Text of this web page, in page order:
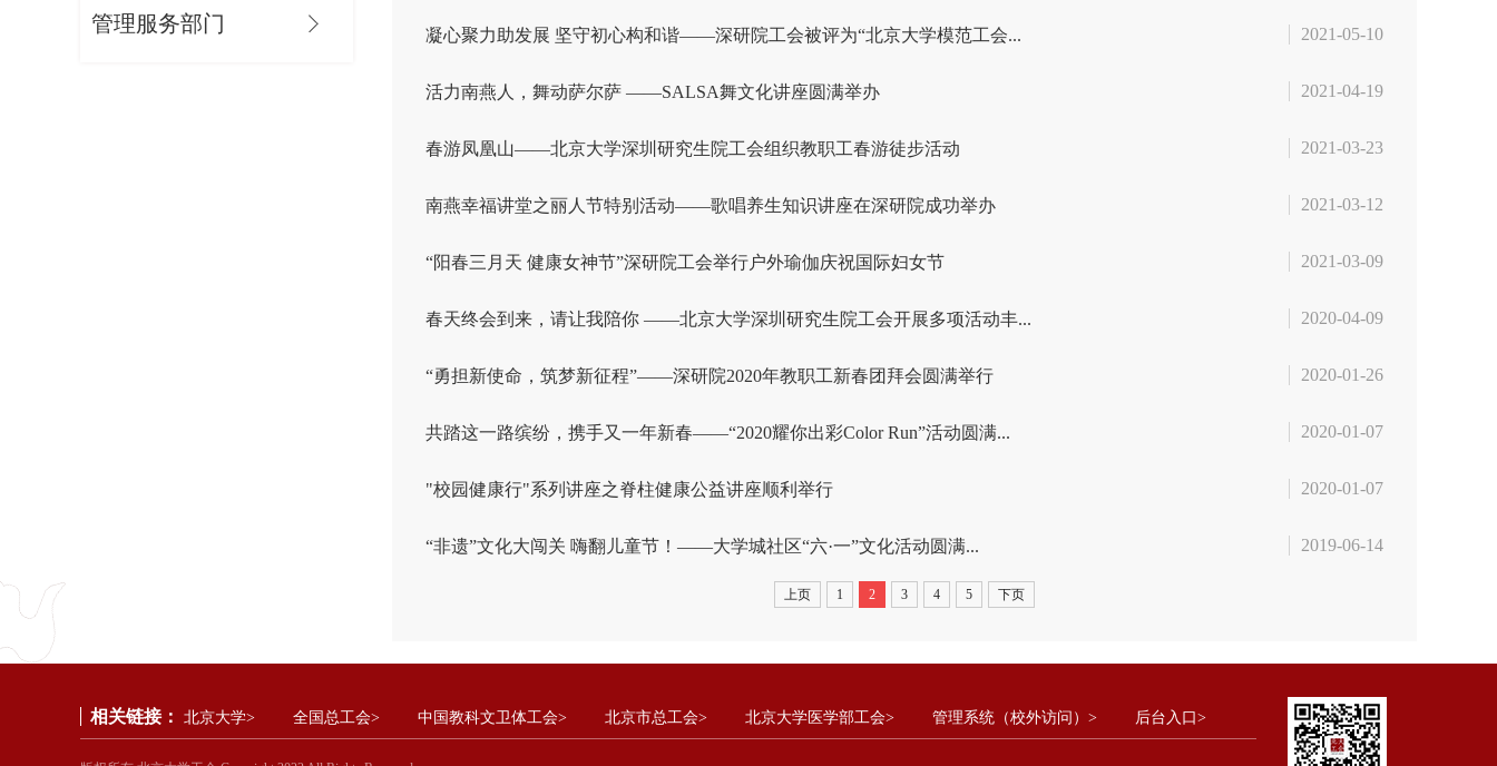
管理服务部门 凝心聚力助发展 坚守初心构和谐——深研院工会被评为“北京大学模范工会... 2021-05-10
活力南燕人，舞动萨尔萨 ——SALSA舞文化讲座圆满举办 2021-04-19
春游凤凰山——北京大学深圳研究生院工会组织教职工春游徒步活动 2021-03-23
南燕幸福讲堂之丽人节特别活动——歌唱养生知识讲座在深研院成功举办 2021-03-12
“阳春三月天 健康女神节”深研院工会举行户外瑜伽庆祝国际妇女节 2021-03-09
春天终会到来，请让我陪你 ——北京大学深圳研究生院工会开展多项活动丰... 2020-04-09
“勇担新使命，筑梦新征程”——深研院2020年教职工新春团拜会圆满举行 2020-01-26
共踏这一路缤纷，携手又一年新春——“2020耀你出彩Color Run”活动圆满... 2020-01-07
"校园健康行"系列讲座之脊柱健康公益讲座顺利举行 2020-01-07
“非遗”文化大闯关 嗨翻儿童节！——大学城社区“六·一”文化活动圆满... 2019-06-14
上页 1 2 3 4 5 下页
相关链接： 北京大学> 全国总工会> 中国教科文卫体工会> 北京市总工会> 北京大学医学部工会> 管理系统（校外访问）> 后台入口>